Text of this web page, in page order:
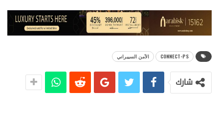
CONNECT-PS الأمن السيبراني
شارك